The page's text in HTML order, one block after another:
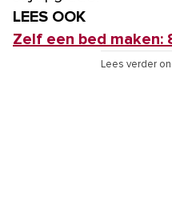
LEES OOK
Zelf een bed maken:
Lees verder